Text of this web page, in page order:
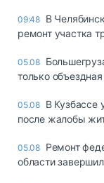
09:48 В
ремонт участка
05.08
только
05.08 В Кузбассе
после жалобы
05.08 Ремонт
области